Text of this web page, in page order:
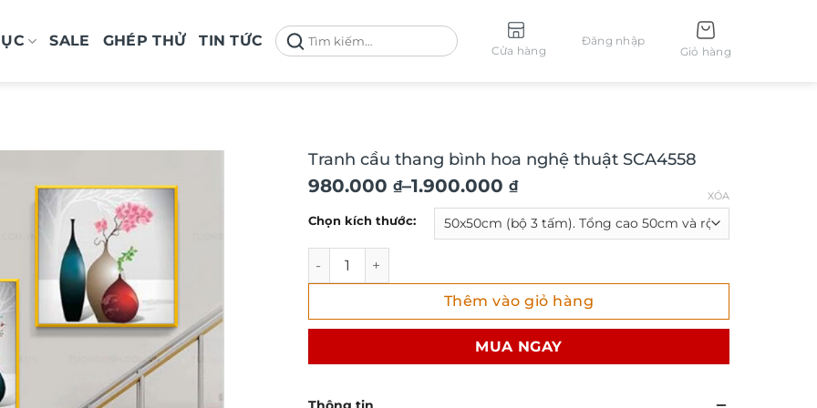
SALE GHÉP THỬ TIN TỨC
Tìm
kiếm:
Cửa hàng
Đăng nhập
Giỏ hàng
Tranh cầu thang bình hoa nghệ thuật SCA4558
980.000 ₫–1.900.000 ₫
Khoảng
giá:
980.000 ₫
1.900.000 ₫
Chọn kích thước:
XÓA
Tranh cầu thang bình hoa nghệ thuật SCA4558 số lượng
Thêm vào giỏ hàng
MUA NGAY